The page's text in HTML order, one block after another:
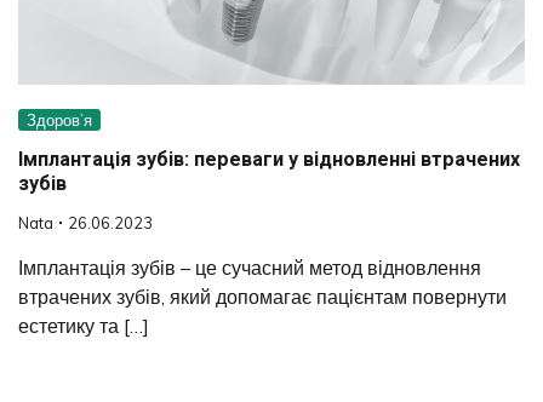
Здоров’я
Імплантація зубів: переваги у відновленні втрачених
зубів
Nata 26.06.2023
Імплантація зубів – це сучасний метод відновлення
втрачених зубів, який допомагає пацієнтам повернути
естетику та […]